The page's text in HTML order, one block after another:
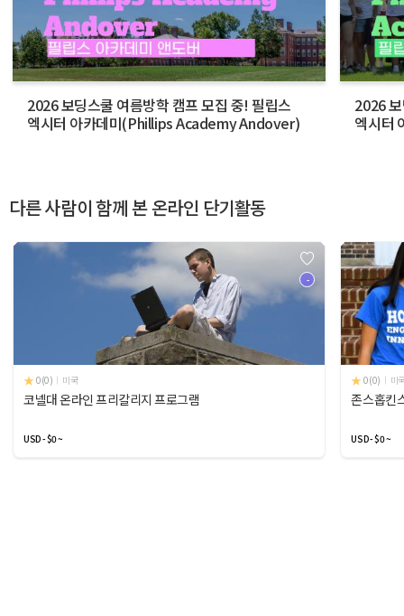
2026 보딩스쿨 여름방학 캠프 모집 중! 필립스
엑시터 아카데미(Phillips Academy Andover)
2026
엑시터
다른 사람이 함께 본 온라인 단기활동
-
0(0) 미국
코넬대 온라인 프리칼리지 프로그램
USD - $0 ~
0(0) 미
존스홉킨
USD - $0 ~